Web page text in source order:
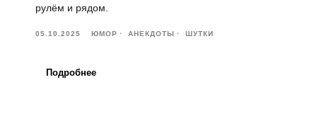
рулём и рядом.
05.10.2025 ЮМОР АНЕКДОТЫ ШУТКИ
Подробнее